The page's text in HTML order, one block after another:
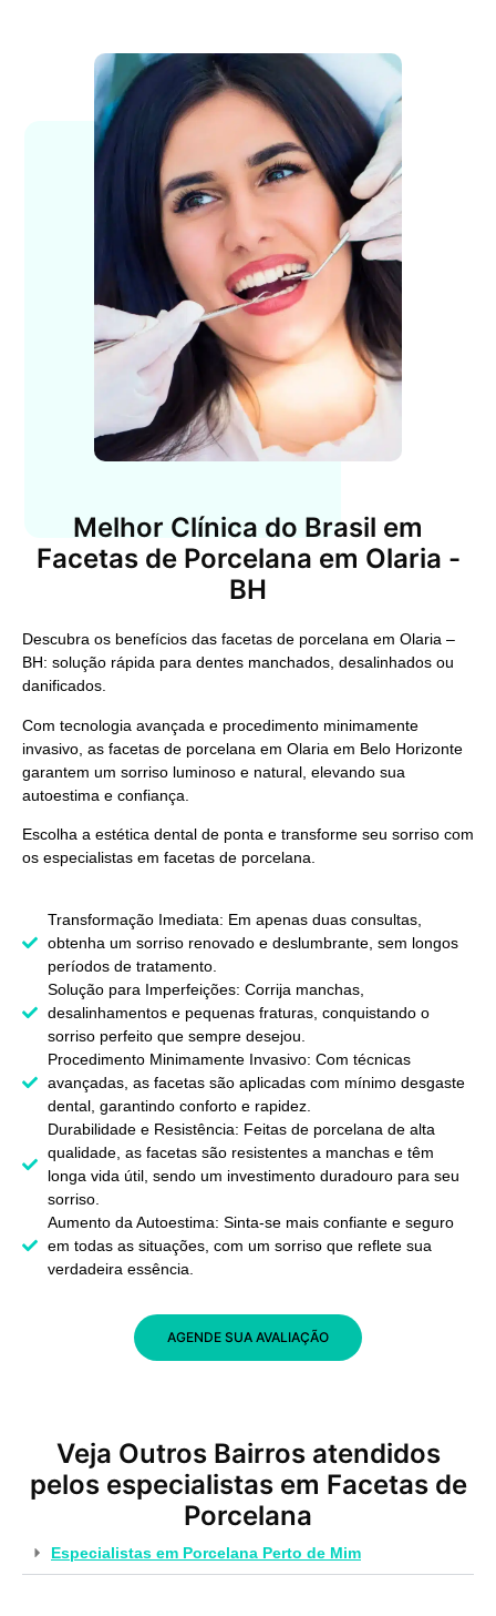
Melhor Clínica do Brasil em
Facetas de Porcelana em Olaria -
BH
Descubra os benefícios das facetas de porcelana em Olaria –
BH: solução rápida para dentes manchados, desalinhados ou
danificados.
Com tecnologia avançada e procedimento minimamente
invasivo, as facetas de porcelana em Olaria em Belo Horizonte
garantem um sorriso luminoso e natural, elevando sua
autoestima e confiança.
Escolha a estética dental de ponta e transforme seu sorriso com
os especialistas em facetas de porcelana.
Transformação Imediata: Em apenas duas consultas,
obtenha um sorriso renovado e deslumbrante, sem longos
períodos de tratamento.
Solução para Imperfeições: Corrija manchas,
desalinhamentos e pequenas fraturas, conquistando o
sorriso perfeito que sempre desejou.
Procedimento Minimamente Invasivo: Com técnicas
avançadas, as facetas são aplicadas com mínimo desgaste
dental, garantindo conforto e rapidez.
Durabilidade e Resistência: Feitas de porcelana de alta
qualidade, as facetas são resistentes a manchas e têm
longa vida útil, sendo um investimento duradouro para seu
sorriso.
Aumento da Autoestima: Sinta-se mais confiante e seguro
em todas as situações, com um sorriso que reflete sua
verdadeira essência.
AGENDE SUA AVALIAÇÃO
Veja Outros Bairros atendidos
pelos especialistas em Facetas de
Porcelana
Especialistas em Porcelana Perto de Mim